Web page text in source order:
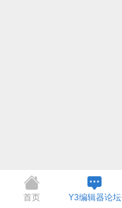
首页 Y3编辑器论坛